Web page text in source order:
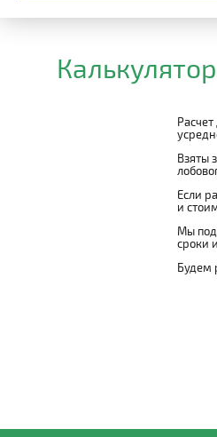
Взяты
Если
и
Мы
сроки
Будем